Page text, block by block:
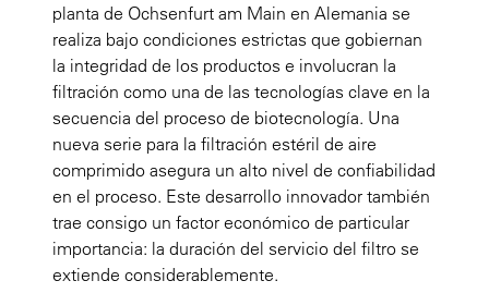
planta de Ochsenfurt am Main en Alemania se
realiza bajo condiciones estrictas que gobiernan
la integridad de los productos e involucran la
filtración como una de las tecnologías clave en la
secuencia del proceso de biotecnología. Una
nueva serie para la filtración estéril de aire
comprimido asegura un alto nivel de confiabilidad
en el proceso. Este desarrollo innovador también
trae consigo un factor económico de particular
importancia: la duración del servicio del filtro se
extiende considerablemente.